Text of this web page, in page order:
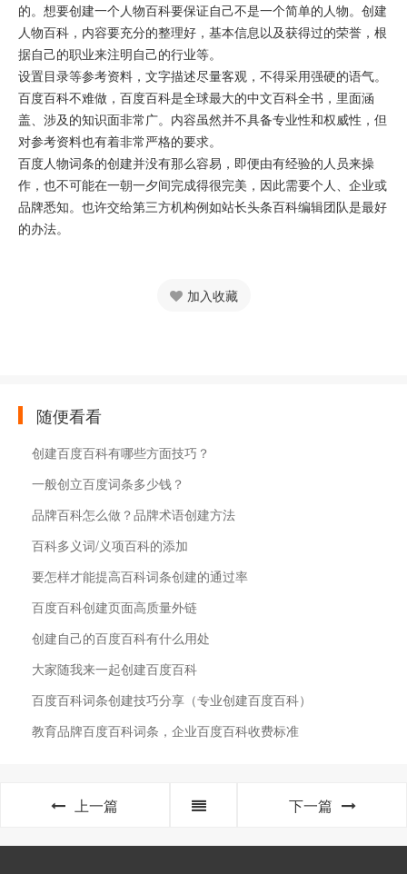
的。想要创建一个人物百科要保证自己不是一个简单的人物。创建
人物百科，内容要充分的整理好，基本信息以及获得过的荣誉，根
据自己的职业来注明自己的行业等。
设置目录等参考资料，文字描述尽量客观，不得采用强硬的语气。
百度百科不难做，百度百科是全球最大的中文百科全书，里面涵
盖、涉及的知识面非常广。内容虽然并不具备专业性和权威性，但
对参考资料也有着非常严格的要求。
百度人物词条的创建并没有那么容易，即便由有经验的人员来操
作，也不可能在一朝一夕间完成得很完美，因此需要个人、企业或
品牌悉知。也许交给第三方机构例如站长头条百科编辑团队是最好
的办法。
加入收藏
随便看看
创建百度百科有哪些方面技巧？
一般创立百度词条多少钱？
品牌百科怎么做？品牌术语创建方法
百科多义词/义项百科的添加
要怎样才能提高百科词条创建的通过率
百度百科创建页面高质量外链
创建自己的百度百科有什么用处
大家随我来一起创建百度百科
百度百科词条创建技巧分享（专业创建百度百科）
教育品牌百度百科词条，企业百度百科收费标准
上一篇 下一篇